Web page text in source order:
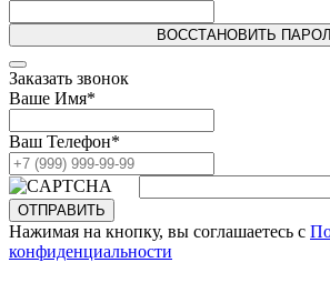
ВОССТАНОВИТЬ
Заказать звонок
Ваше Имя*
Ваш Телефон*
ОТПРАВИТЬ
Нажимая на кнопку, вы соглашаетесь с
конфиденциальности